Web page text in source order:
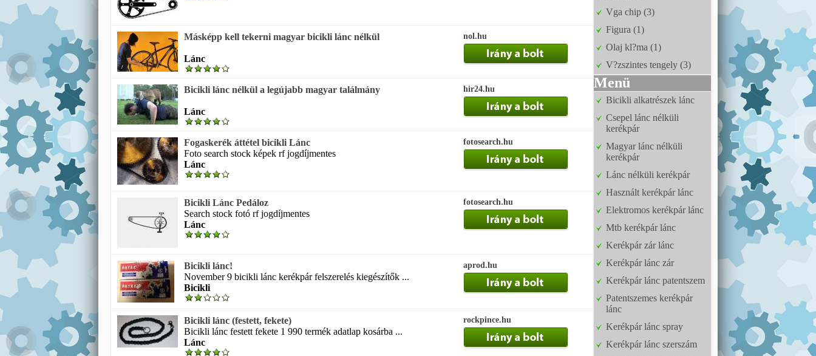
Másképp kell tekerni magyar bicikli lánc nélkül
Lánc
nol.hu
Bicikli lánc nélkül a legújabb magyar találmány
Lánc
hir24.hu
Fogaskerék áttétel bicikli Lánc
Foto search stock képek rf jogdíjmentes
Lánc
fotosearch.hu
Bicikli Lánc Pedáloz
Search stock fotó rf jogdíjmentes
Lánc
fotosearch.hu
Bicikli lánc!
November 9 bicikli lánc kerékpár felszerelés kiegészítők ...
Bicikli
aprod.hu
Bicikli lánc (festett, fekete)
Bicikli lánc festett fekete 1 990 termék adatlap kosárba ...
Lánc
rockpince.hu
Vga chip (3)
Figura (1)
Olaj kl?ma (1)
V?zszintes tengely (3)
Menü
Bicikli alkatrészek lánc
Csepel lánc nélküli
kerékpár
Magyar lánc nélküli
kerékpár
Lánc nélküli kerékpár
Használt kerékpár lánc
Elektromos kerékpár lánc
Mtb kerékpár lánc
Kerékpár zár lánc
Kerékpár lánc zár
Kerékpár lánc patentszem
Patentszemes kerékpár
lánc
Kerékpár lánc spray
Kerékpár lánc szerszám